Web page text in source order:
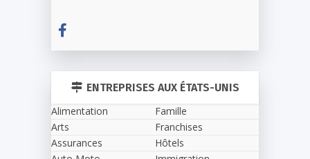
ENTREPRISES AUX ÉTATS-UNIS
Alimentation
Arts
Assurances
Famille
Franchises
Hôtels